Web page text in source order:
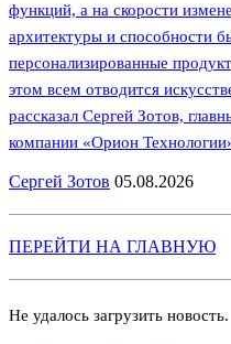
функций, а на скорости
архитектуры и способности
персонализированные
этом всем отводится
рассказал Сергей Зотов,
компании «Орион
Сергей Зотов 05.08.2026
ПЕРЕЙТИ НА ГЛАВНУЮ
Не удалось загрузить новость.